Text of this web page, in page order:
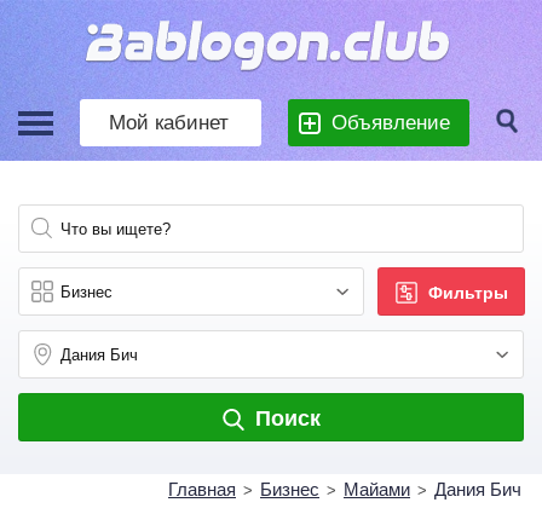
Мой кабинет Объявление
Главная > Бизнес > Майами > Дания Бич
Фильтры
Поиск